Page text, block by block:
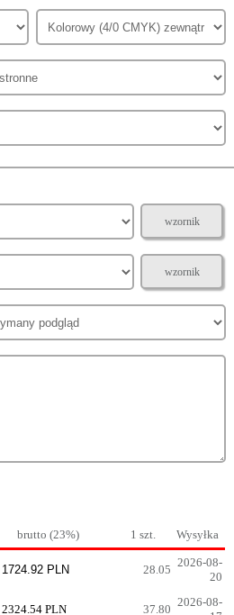
wzornik
wzornik
brutto (23%) 1 szt. Wysyłka
28.05
2026-08-
20
2324.54 PLN 37.80
2026-08-